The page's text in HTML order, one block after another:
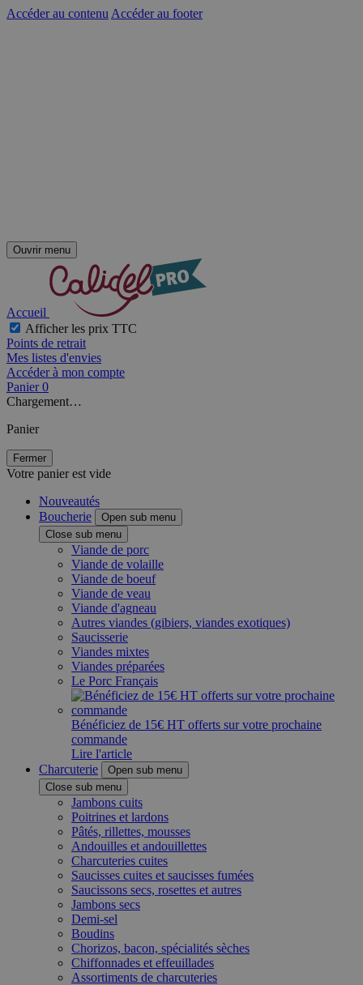
Accéder au contenu Accéder au footer
Ouvrir menu
Accueil
Afficher les prix TTC
Points de retrait
Mes listes d'envies
Accéder à mon compte
Panier 0
Chargement…
Panier
Fermer
Votre panier est vide
Nouveautés
Boucherie
Open sub menu
Close sub menu
Viande de porc
Viande de volaille
Viande de boeuf
Viande de veau
Viande d'agneau
Autres viandes (gibiers, viandes exotiques)
Saucisserie
Viandes mixtes
Viandes préparées
Le Porc Français
Bénéficiez de 15€ HT offerts sur votre prochaine
commande
Lire l'article
Charcuterie
Open sub menu
Close sub menu
Jambons cuits
Poitrines et lardons
Pâtés, rillettes, mousses
Andouilles et andouillettes
Charcuteries cuites
Saucisses cuites et saucisses fumées
Saucissons secs, rosettes et autres
Jambons secs
Demi-sel
Boudins
Chorizos, bacon, spécialités sèches
Chiffonnades et effeuillades
Assortiments de charcuteries